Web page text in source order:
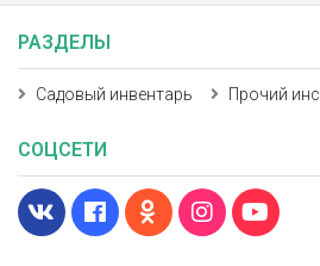
РАЗДЕЛЫ
Садовый инвентарь Прочий
СОЦСЕТИ